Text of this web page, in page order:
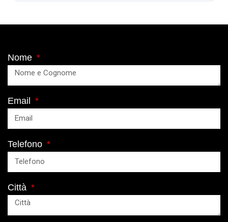
Nome
Email
Telefono
Città